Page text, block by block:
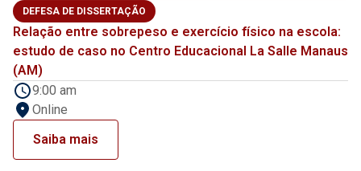
DEFESA DE DISSERTAÇÃO
Relação entre sobrepeso e exercício físico na escola:
estudo de caso no Centro Educacional La Salle Manaus
(AM)
9:00 am
Online
Saiba mais